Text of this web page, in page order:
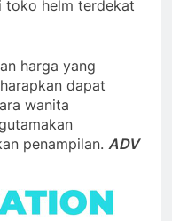
toko helm terdekat
harga yang
dapat
wanita
penampilan. ADV